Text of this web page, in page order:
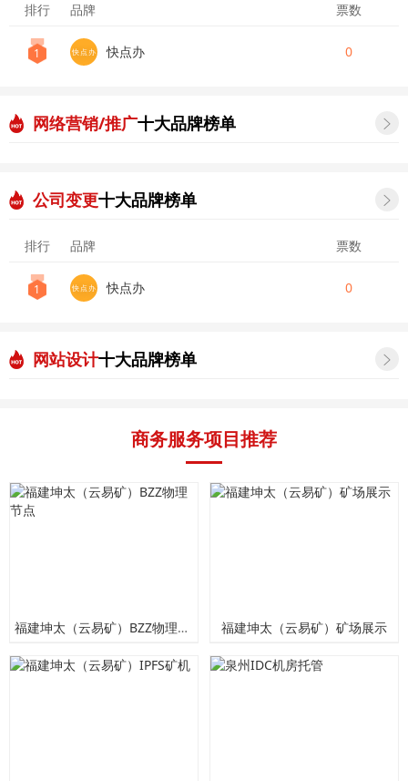
排行 品牌 票数
1 快点办 快点办 0
网络营销/推广十大品牌榜单 
公司变更十大品牌榜单 
排行 品牌 票数
1 快点办 快点办 0
网站设计十大品牌榜单 
商务服务项目推荐
福建坤太（云易矿）BZZ物理节点 福建坤太（云易矿）矿场展示